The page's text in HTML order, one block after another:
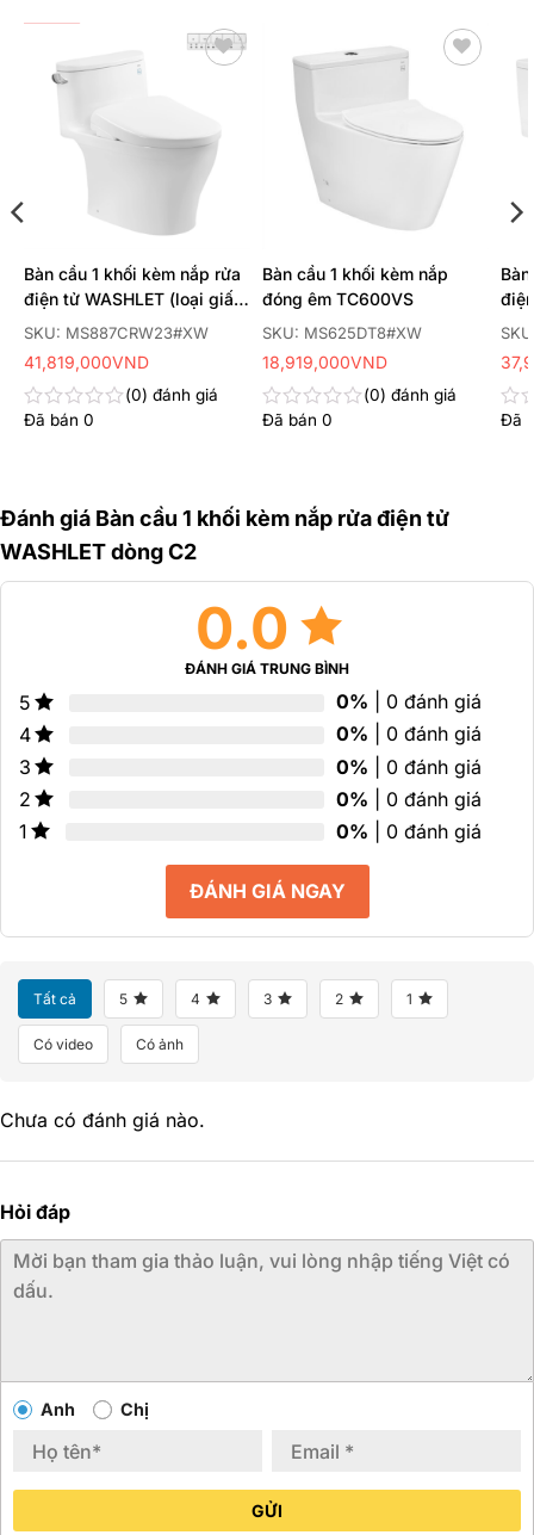
SKU: MS887CRW23#XW
Bàn cầu 1 khối kèm nắp rửa
điện tử WASHLET (loại giấu
dây) dòng S7 –
Được
sao
0
đánh giá
Đã bán 0
41,819,000VND
SKU: MS625DT8#XW
Bàn cầu 1 khối kèm nắp
đóng êm TC600VS
Được
sao
0
đánh giá
Đã bán 0
18,919,000VND
Đã
Đánh giá Bàn cầu 1 khối kèm nắp rửa điện tử
WASHLET dòng C2
0.0
ĐÁNH GIÁ TRUNG BÌNH
5 0% | 0 đánh giá
4
0% | 0 đánh giá
3
0% | 0 đánh giá
2
0% | 0 đánh giá
1
0% | 0 đánh giá
ĐÁNH GIÁ NGAY
Tất cả 5 4 3 2 1
Có video Có ảnh
Chưa có đánh giá nào.
Hỏi đáp
Anh Chị
GỬI